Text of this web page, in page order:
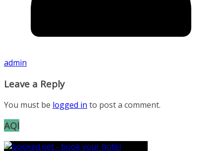
admin
Leave a Reply
You must be logged in to post a comment.
AQI